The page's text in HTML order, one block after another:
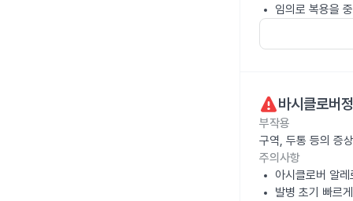
임의로 복용을
바시클로버
부작용
구역, 두통 등의 증
주의사항
아시클로버 알
발병 초기 빠르